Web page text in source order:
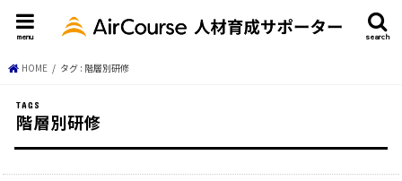
search
menu
HOME タグ : 階層別研修
階層別研修